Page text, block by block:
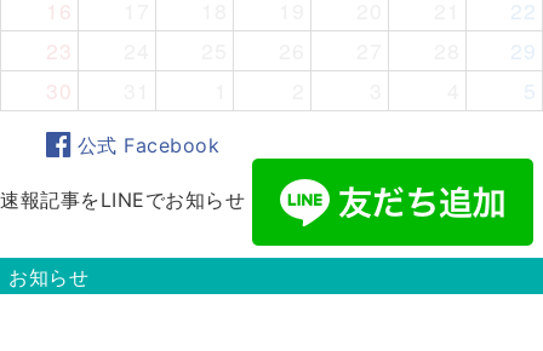
16
22
23
29
30
5
公式 Facebook
速報記事をLINEでお知らせ
お知らせ